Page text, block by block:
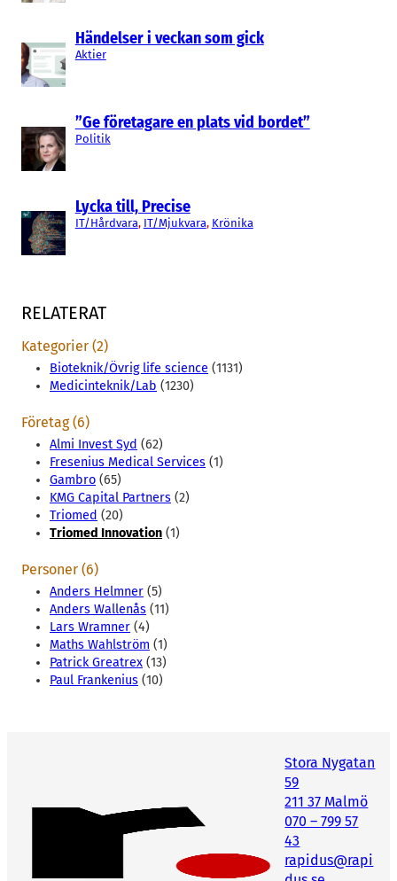
Händelser i veckan som gick
Aktier
”Ge företagare en plats vid bordet”
Politik
Lycka till, Precise
IT/Hårdvara, IT/Mjukvara, Krönika
RELATERAT
Kategorier (2)
Bioteknik/Övrig life science (1131)
Medicinteknik/Lab (1230)
Företag (6)
Almi Invest Syd (62)
Fresenius Medical Services (1)
Gambro (65)
KMG Capital Partners (2)
Triomed (20)
Triomed Innovation (1)
Personer (6)
Anders Helmner (5)
Anders Wallenås (11)
Lars Wramner (4)
Maths Wahlström (1)
Patrick Greatrex (13)
Paul Frankenius (10)
Stora Nygatan
59
211 37 Malmö
070 – 799 57
43
rapidus@rapi